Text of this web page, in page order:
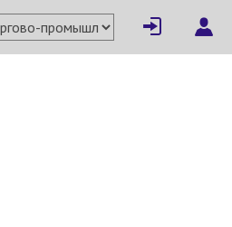
Написать поставщику